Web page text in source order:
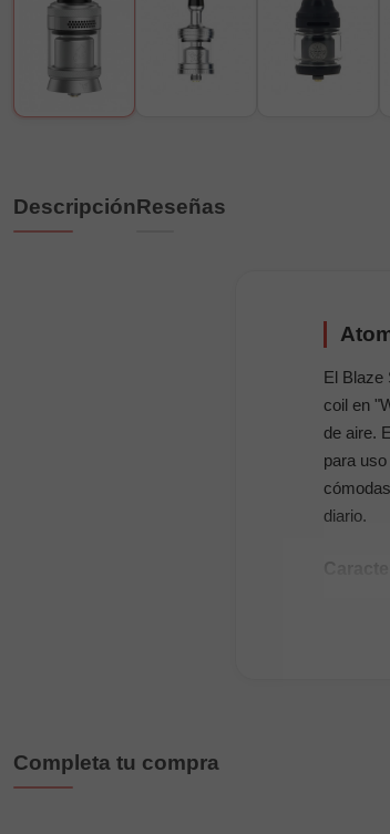
DescripciónReseñas
El Blaze
coil en
de aire.
para
diario.
Completa tu compra